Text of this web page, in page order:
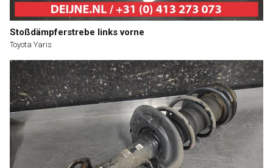
Stoßdämpferstrebe links vorne
Toyota Yaris